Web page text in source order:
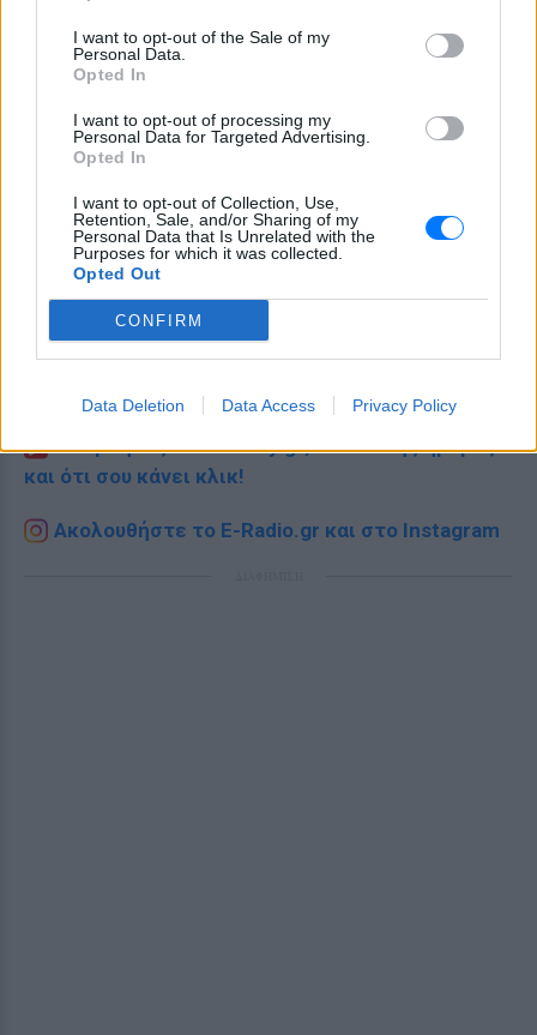
I want to opt-out of the Sale of my
Personal Data.
Opted In
I want to opt-out of processing my
Personal Data for Targeted Advertising.
Opted In
I want to opt-out of Collection, Use,
Retention, Sale, and/or Sharing of my
Personal Data that Is Unrelated with the
Purposes for which it was collected.
Opted Out
CONFIRM
Data Deletion Data Access Privacy Policy
Ακολουθήστε το E-Radio.gr στοGoogle News
και μάθετε πρώτοι
τα πιο hot νέα
Εσύ μπήκες στο E-Daily.gr; Τα νέα της ημέρας
και ότι σου κάνει κλικ!
Ακολουθήστε το E-Radio.gr και στο Instagram